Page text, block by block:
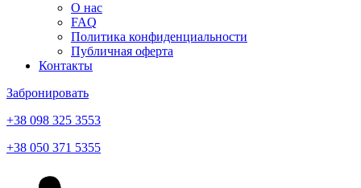
О нас
FAQ
Политика конфиденциальности
Публичная оферта
Контакты
Забронировать
+38 098 325 3553
+38 050 371 5355